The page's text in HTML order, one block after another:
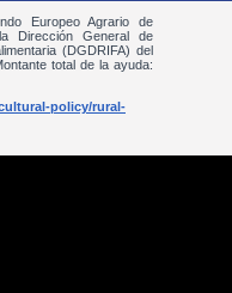
Europeo Agrario de
Dirección General de
(DGDRIFA) del
total de la ayuda:
policy/rural-